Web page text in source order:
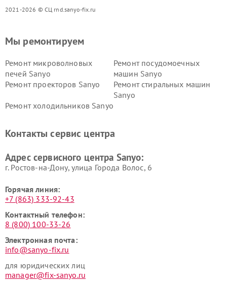
2021-2026 © СЦ rnd.sanyo-fix.ru
Мы ремонтируем
Ремонт микроволновых
печей Sanyo
Ремонт посудомоечных
машин Sanyo
Ремонт проекторов Sanyo
Ремонт стиральных машин
Sanyo
Ремонт холодильников Sanyo
Контакты сервис центра
Адрес сервисного центра Sanyo:
г. Ростов-на-Дону, улица Города Волос, 6
Горячая линия:
+7 (863) 333-92-43
Контактный телефон:
8 (800) 100-33-26
Электронная почта:
info@sanyo-fix.ru
для юридических лиц
manager@fix-sanyo.ru